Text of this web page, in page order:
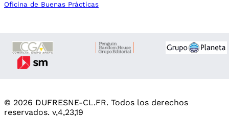
Oficina de Buenas Prácticas
© 2026 DUFRESNE-CL.FR. Todos los derechos
reservados. v,4,23,19